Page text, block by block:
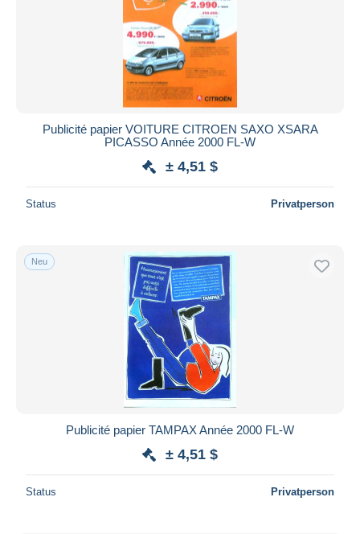
Publicité papier VOITURE CITROEN SAXO XSARA
PICASSO Année 2000 FL-W
± 4,51 $
Status Privatperson
Neu
Publicité papier TAMPAX Année 2000 FL-W
± 4,51 $
Status Privatperson